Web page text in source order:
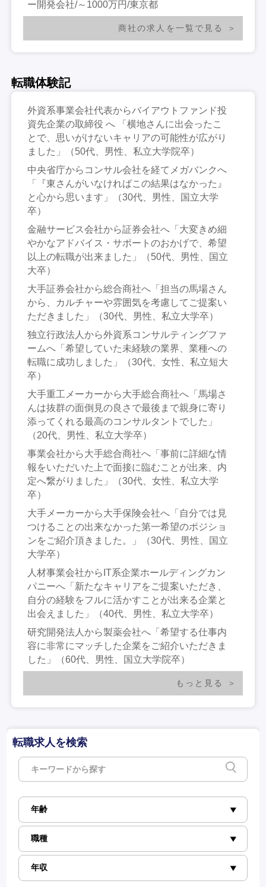
ー開発会社/～1000万円/東京都
商社の求人を一覧で見る
転職体験記
外資系事業会社代表からバイアウトファンド投
資先企業の取締役 へ 「横地さんに出会ったこ
とで、思いがけないキャリアの可能性が広がり
ました」（50代、男性、私立大学院卒）
中央省庁からコンサル会社を経てメガバンクへ
「『東さんがいなければこの結果はなかった』
と心から思います」（30代、男性、国立大学
卒）
金融サービス会社から証券会社へ「大変きめ細
やかなアドバイス・サポートのおかげで、希望
以上の転職が出来ました」（50代、男性、国立
大卒）
大手証券会社から総合商社へ「担当の馬場さん
から、カルチャーや雰囲気を考慮してご提案い
ただきました」（30代、男性、私立大学卒）
独立行政法人から外資系コンサルティングファ
ームへ「希望していた未経験の業界、業種への
転職に成功しました」（30代、女性、私立短大
卒）
大手重工メーカーから大手総合商社へ「馬場さ
んは抜群の面倒見の良さで最後まで親身に寄り
添ってくれる最高のコンサルタントでした」
（20代、男性、私立大学卒）
事業会社から大手総合商社へ「事前に詳細な情
報をいただいた上で面接に臨むことが出来、内
定へ繋がりました」（30代、女性、私立大学
卒）
大手メーカーから大手保険会社へ「自分では見
つけることの出来なかった第一希望のポジショ
ンをご紹介頂きました。」（30代、男性、国立
大学卒）
人材事業会社からIT系企業ホールディングカン
パニーへ「新たなキャリアをご提案いただき、
自分の経験をフルに活かすことが出来る企業と
出会えました」（40代、男性、私立大学卒）
研究開発法人から製薬会社へ「希望する仕事内
容に非常にマッチした企業をご紹介いただきま
した」（60代、男性、国立大学院卒）
もっと見る
転職求人を検索